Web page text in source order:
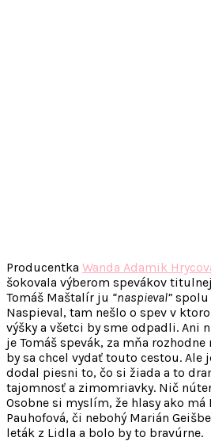
Producentka Wanda Adamik
šokovala výberom spevákov
Tomáš Maštalír ju “naspieval” spolu
Naspieval, tam nešlo o spev v
výšky a všetci by sme odpadli. Ani
je Tomáš spevák, za mňa
by sa chcel vydať touto cestou. Ale
dodal piesni to, čo si žiada a to
tajomnosť a zimomriavky. Nič
Osobne si myslím, že hlasy ako má
Pauhofová, či nebohý Marián
leták z Lidla a bolo by to bravúrne.